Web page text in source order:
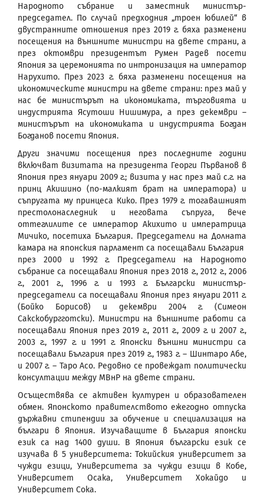
Народното събрание и заместник министър-
председател. По случай предходния „троен юбилей“ в
двустранните отношения през 2019 г. бяха разменени
посещения на външните министри на двете страни, а
през октомври президентът Румен Радев посети
Япония за церемонията по интронизация на император
Нарухито. През 2023 г. бяха разменени посещения на
икономическите министри на двете страни: през май у
нас бе министърът на икономиката, търговията и
индустрията Ясутоши Нишимура, а през декември –
министърът на икономиката и индустрията Богдан
Богданов посети Япония.
Други значими посещения през последните години
включват визитата на президента Георги Първанов в
Япония през януари 2009 г.; визита у нас през май с.г. на
принц Акишино (по-малкият брат на императора) и
съпругата му принцеса Кико. През 1979 г. тогавашният
престолонаследник и неговата съпруга, вече
оттеглилите се император Акихито и императрица
Мичико, посетиха България. Председатели на Долната
камара на японския парламент са посещавали България
през 2000 и 1992 г. Председатели на Народното
събрание са посещавали Япония през 2018 г., 2012 г., 2006
г., 2001 г., 1996 г. и 1993 г. Български министър-
председатели са посещавали Япония през януари 2011 г.
(Бойко Борисов) и декември 2004 г. (Симеон
Сакскобургготски). Министри на външните работи са
посещавали Япония през 2019 г., 2011 г., 2009 г. и 2007 г.,
2003 г., 1997 г. и 1991 г. Японски външни министри са
посещавали България през 2019 г., 1983 г. – Шинтаро Абе,
и 2007 г. – Таро Асо. Редовно се провеждат политически
консултации между МВнР на двете страни.
Осъществява се активен културен и образователен
обмен. Японското правителството ежегодно отпуска
държавни стипендии за обучение и специализация на
българи в Япония. Изучаващите в България японски
език са над 1400 души. В Япония български език се
изучава в 5 университета: Токийския университет за
чужди езици, Университета за чужди езици в Кобе,
Университет Осака, Университет Хокайдо и
Университет Сока.